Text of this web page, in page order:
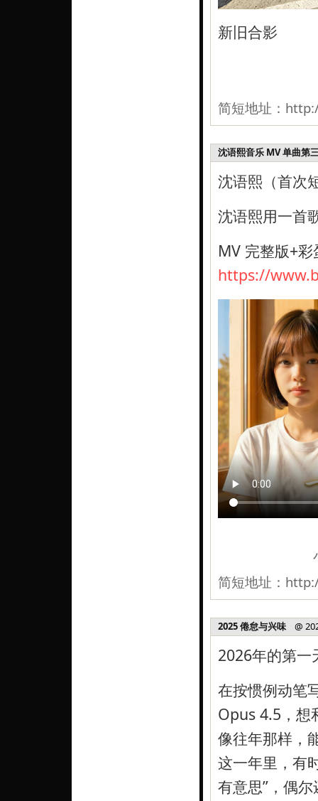
新旧合影
简短地址：
沈语熙音乐 MV 单曲第
沈语熙（首次
沈语熙用一首
MV 完整版+彩
https://
简短地址：
2025 倦怠与兴味@
2026年的第一
在按惯例动笔
Opus 4.5，想
像往年那样，
这一年里，有
有意思”，偶